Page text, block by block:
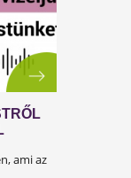
ÉS
nagyítója